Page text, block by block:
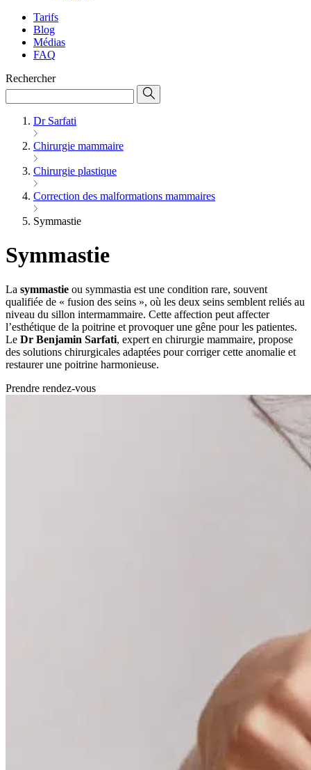
Tarifs
Blog
Médias
FAQ
Rechercher
Dr Sarfati
Chirurgie mammaire
Chirurgie plastique
Correction des malformations mammaires
Symmastie
Symmastie
La symmastie ou symmastia est une condition rare, souvent
qualifiée de « fusion des seins », où les deux seins semblent reliés au
niveau du sillon intermammaire. Cette affection peut affecter
l’esthétique de la poitrine et provoquer une gêne pour les patientes.
Le Dr Benjamin Sarfati, expert en chirurgie mammaire, propose
des solutions chirurgicales adaptées pour corriger cette anomalie et
restaurer une poitrine harmonieuse.
Prendre rendez-vous